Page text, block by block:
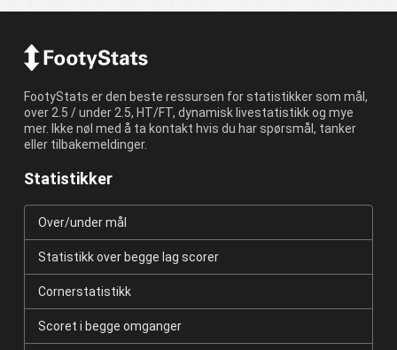
FootyStats er den beste ressursen for statistikker som mål,
over 2.5 / under 2.5, HT/FT, dynamisk livestatistikk og mye
mer. Ikke nøl med å ta kontakt hvis du har spørsmål, tanker
eller tilbakemeldinger.
Statistikker
Over/under mål
Statistikk over begge lag scorer
Cornerstatistikk
Scoret i begge omganger